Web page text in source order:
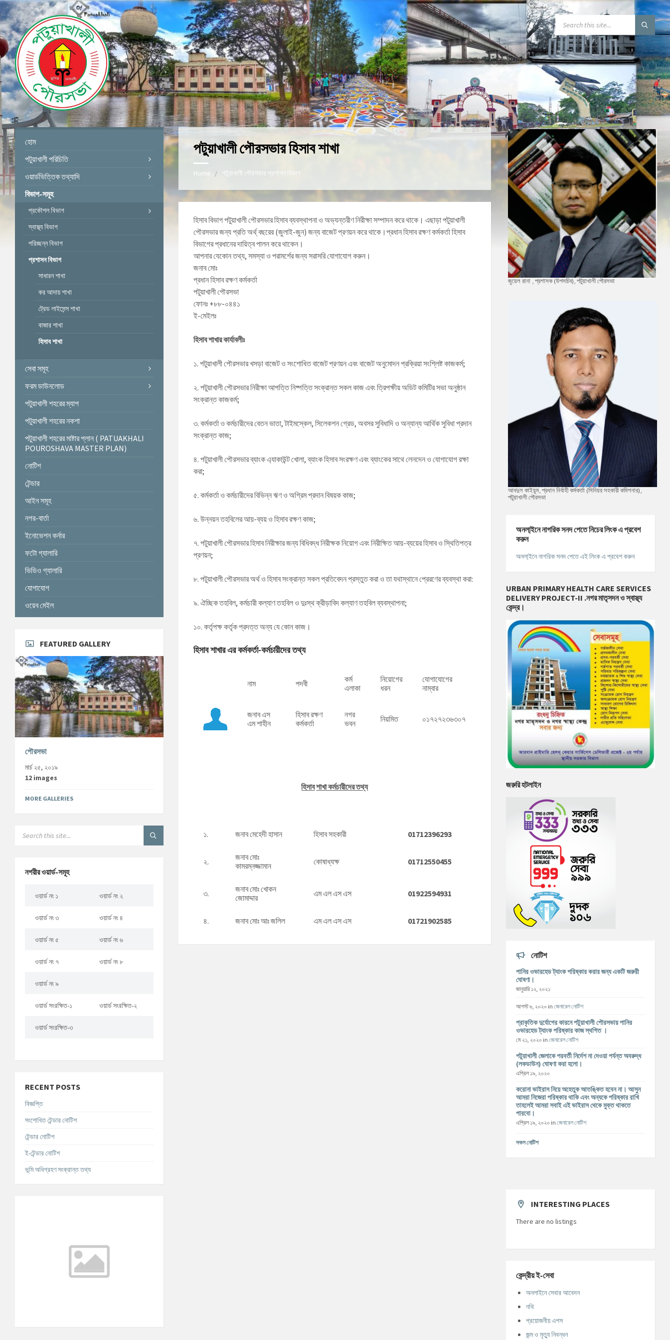
পটুয়াখালী পৌরসভার হিসাব শাখা
Home পটুয়াখালী পৌরসভার প্রশাসন বিভাগ
হিসাব বিভাগ পটুয়াখালী পৌরসভার হিসাব ব্যবস্থাপনা ও অভ্যন্তরীণ নিরীক্ষা সম্পাদন করে থাকে। এছাড়া পটুয়াখালী
পৌরসভার জন্য প্রতি অর্থ্ বছরের (জুলাই-জুন) জন্য বাজেট প্রণয়ন করে থাকে।প্রধান হিসাব রক্ষণ কর্মকর্তা হিসাব
বিভাগের প্রধানের দায়িত্ব পালন করে থাকেন।
আপনার যেকোন তথ্য, সমস্যা ও পরামর্শের জন্য সরাসরি যোগাযোগ করুন।
জনাব মোঃ
প্রধান হিসাব রক্ষণ কর্মকর্তা
পটুয়াখালী পৌরসভা
ফোনঃ +৮৮-০৪৪১
ই-মেইলঃ
হিসাব শাখারকার্যাবলীঃ
১. পটুয়াখালী পৌরসভার খসড়া বাজেট ও সংশোধিত বাজেট প্রণয়ন এবং বাজেট অনুমোদন প্রক্রিয়া সংশ্লিষ্ট কাজকর্ম;
২. পটুয়াখালী পৌরসভার নিরীক্ষা আপত্তি নিষ্পত্তি সংক্রান্ত সকল কাজ এবং ত্রিপক্ষীয় অডিট কমিটির সভা অনুষ্ঠান
সংক্রান্ত কাজকর্ম;
৩. কর্মকর্তা ও কর্মচারীদের বেতন ভাতা, টাইমস্কেল, সিলেকশন গ্রেড, অবসর সুবিধাদি ও অন্যান্য আর্থিক সুবিধা প্রদান
সংক্রান্ত কাজ;
৪. পটুয়াখালী পৌরসভার ব্যাংক এ্যাকাউন্ট খোলা, ব্যাংক হিসাব সংরক্ষণ এবং ব্যাংকের সাথে লেনদেন ও যোগাযোগ রক্ষা
করা;
৫. কর্মকর্তা ও কর্মচারীদের বিভিন্ন ঋণ ও অগ্রিম প্রদান বিষয়ক কাজ;
৬. উন্নয়ন তহবিলের আয়-ব্যয় ও হিসাব রক্ষণ কাজ;
৭. পটুয়াখালী পৌরসভার হিসাব নিরীক্ষার জন্য বিধিবদ্ধ নিরীক্ষক নিয়োগ এবং নিরীক্ষিত আয়-ব্যয়ের হিসাব ও স্থিতিপত্র
প্রণয়ন;
৮. পটুয়াখালী পৌরসভার অর্থ ও হিসাব সংক্রান্ত সকল প্রতিবেদন প্রস্তুত করা ও তা যথাস্থানে প্রেরণের ব্যবস্থা করা:
৯. ঐচ্ছিক তহবিল, কর্মচারী কল্যাণ তহবিল ও দুঃস্থ ক্রীড়াবিদ কল্যাণ তহবিল ব্যবস্থাপনা;
১০. কর্তৃপক্ষ কর্তৃক প্রদত্ত অন্য যে কোন কাজ।
হিসাব শাখারএর কর্মকর্তা-কর্মচারীদের তথ্য
নাম পদবী
কর্ম
এলাকা
নিয়োগের
ধরন
যোগাযোগের
নাম্বার
জনাব এস
এম শাহীন
হিসাব রক্ষণ
কর্মকর্তা
নগর
ভবন
নিয়মিত ০১৭২৭২৩৬৩০৭
হিসাবশাখা কর্মচারীদের তথ্য
১. জনাব মেহেদী হাসান হিসাব সহকারী 01712396293
২.
জনাব মোঃ
কামরম্নজ্জামান
কোষাধ্যক্ষ 01712550455
৩.
জনাব মোঃ খোকন
জোমাদ্দার
এম এল এস এস 01922594931
৪. জনাব মোঃ আঃ জলিল এম এল এস এস 01721902585
হোম
পটুয়াখালী পরিচিতি
ওয়ার্ডভিত্তিক তথ্যাদি
বিভাগ-সমূহ
প্রকৌশল বিভাগ
স্বাস্থ্য বিভাগ
পরিচ্ছন্ন বিভাগ
প্রশাসন বিভাগ
সাধারন শাখা
কর আদায় শাখা
ট্রেড লাইসেন্স শাখা
বাজার শাখা
হিসাব শাখা
সেবা সমূহ
ফরম ডাউনলোড
পটুয়াখালী শহরের ম্যাপ
পটুয়াখালী শহরের নকশা
পটুয়াখালী শহরের মাষ্টার প্লান ( PATUAKHALI
POUROSHAVA MASTER PLAN)
নোটিশ
টেন্ডার
আইন সমূহ
নগর-বার্তা
ইনোভেশন কর্নার
ফটো গ্যালারি
ভিডিও গ্যালারি
যোগাযোগ
ওয়েব মেইল
FEATURED GALLERY
পৌরসভা
মার্চ ২৫, ২০১৯
12 images
MORE GALLERIES
নগরীর ওয়ার্ড-সমূহ
ওয়ার্ড নং ১ ওয়ার্ড নং ২
ওয়ার্ড নং ৩ ওয়ার্ড নং ৪
ওয়ার্ড নং ৫ ওয়ার্ড নং ৬
ওয়ার্ড নং ৭ ওয়ার্ড নং ৮
ওয়ার্ড নং ৯
ওয়ার্ড সংরক্ষিত-১ ওয়ার্ড সংরক্ষিত-২
ওয়ার্ড সংরক্ষিত-৩
RECENT POSTS
বিজ্ঞপ্তি
সংশোধিত টেন্ডার নোটিশ
টেন্ডার নোটিশ
ই-টেন্ডার নোটিশ
ভূমি অধিগ্রহণ সংক্রান্ত তথ্য
জুয়েল রানা , প্রশাসক (উপসচিব), পটুয়াখালী পৌরসভা
আবদুল কাইয়ূম, প্রধান নির্বাহী কর্মকর্তা (সিনিয়র সহকারী কমিশনার),
পটুয়াখালী পৌরসভা
অনলা্‌ইনে নাগরিক সনদ পেতে নিচের লিংক এ প্রবেশ
করুন
অনলা্‌ইনে নাগরিক সনদ পেতে এই লিংক এ প্রবেশ করুন
URBAN PRIMARY HEALTH CARE SERVICES
DELIVERY PROJECT-II .নগর মাতৃসদন ও স্বাস্থ্য
কেন্দ্র।
জরুরি হটলাইন
নোটিশ
পানির ওভারহেড ট্যাংক পরিষ্কার করার জন্য একটি জরুরী
ঘোষণা।
জানুয়ারি ১২, ২০২১
আগস্ট ৬, ২০২০ inজেনারেল নোটিশ
প্রাকৃতিক দুর্যোগের কারনে পটুয়াখালী পৌরসভায় পানির
ওভারহেড ট্যাংক পরিষ্কার কাজ স্থগিত ।
মে ২১, ২০২০ inজেনারেল নোটিশ
পটুয়াখালী জেলাকে পরবর্তী নির্দেশ না দেওয়া পর্যন্ত অবরুদ্ধ
(লকডাউন) ঘোষণা করা হলো।
এপ্রিল ১৯, ২০২০
করোনা ভাইরাস নিয়ে অহেতুক আতঙ্কিত হবেন না। আসুন
আমরা নিজেরা পরিষ্কার থাকি এবং অন্যকে পরিষ্কার রাখি
তাহলেই আমরা সবাই এই ভাইরাস থেকে মুক্ত থাকতে
পারবো।
এপ্রিল ১৯, ২০২০ inজেনারেল নোটিশ
সকল নোটিশ
INTERESTING PLACES
There are no listings
কেন্দ্রীয় ই-সেবা
অনলাইনে সেবার আবেদন
নথি
প্রয়োজনীয় এপস
জন্ম ও মৃত্যু নিবন্ধন